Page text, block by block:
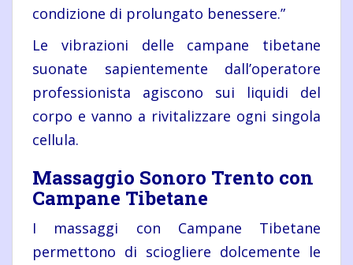
condizione di prolungato benessere.”
Le vibrazioni delle campane tibetane
suonate sapientemente dall’operatore
professionista agiscono sui liquidi del
corpo e vanno a rivitalizzare ogni singola
cellula.
Massaggio Sonoro Trento con
Campane Tibetane
I massaggi con Campane Tibetane
permettono di sciogliere dolcemente le